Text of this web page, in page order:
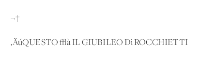
¬†
‚ÄúQUESTO √à IL GIUBILEO Di ROCCHIETTI